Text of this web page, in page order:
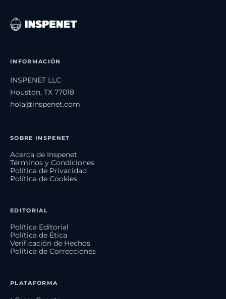
INFORMACIÓN
INSPENET LLC
Houston, TX 77018
hola@inspenet.com
SOBRE INSPENET
Acerca de Inspenet
Términos y Condiciones
Política de Privacidad
Política de Cookies
EDITORIAL
Política Editorial
Política de Ética
Verificación de Hechos
Política de Correcciones
PLATAFORMA